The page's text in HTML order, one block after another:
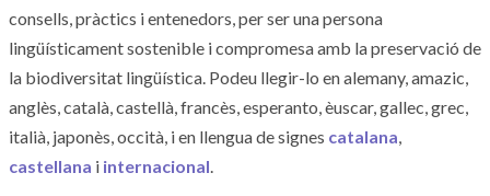
consells, pràctics i entenedors, per ser una persona
lingüísticament sostenible i compromesa amb la preservació de
la biodiversitat lingüística. Podeu llegir-lo en alemany, amazic,
anglès, català, castellà, francès, esperanto, èuscar, gallec, grec,
italià, japonès, occità, i en llengua de signes catalana,
castellana i internacional.